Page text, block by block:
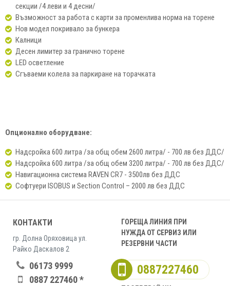
секции /4 леви и 4 десни/
Възможност за работа с карти за променлива норма на торене
Нов модел покривало за бункера
Калници
Десен лимитер за гранично торене
LED осветление
Сгъваеми колела за паркиране на торачката
Опционално оборудване:
Надсройка 600 литра /за общ обем 2600 литра/ - 700 лв без ДДС/
Надсройка 600 литра /за общ обем 3200 литра/ - 700 лв без ДДС/
Навигационна система RAVEN CR7 - 3500лв без ДДС
Софтуери ISOBUS и Section Control – 2000 лв без ДДС
КОНТАКТИ
гр. Долна Оряховица ул.
Райко Даскалов 2
06173 9999
0887 227460 *
ГОРЕЩА ЛИНИЯ ПРИ
НУЖДА ОТ СЕРВИЗ ИЛИ
РЕЗЕРВНИ ЧАСТИ
0887227460